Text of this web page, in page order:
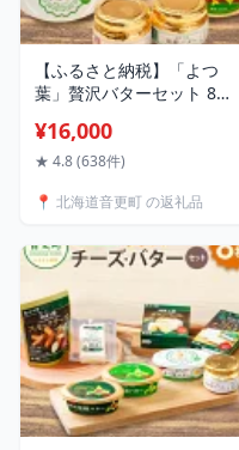
【ふるさと納税】「よつ
葉」贅沢バターセット 8種
6000円 バター よつ葉バタ
ー 限定バター 加塩 発酵バ
ひまわりオイル セット 詰
工品 調味料 冷蔵 北海道 音
更町 送料無料
¥16,000
★ 4.8 (638件)
📍 北海道音更町 の返礼品